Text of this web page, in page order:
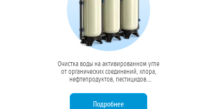
Очистка воды на активированном угле
от органических соединений, хлора,
нефтепродуктов, пестицидов.
запахи, защищает мембраны осмоса
от окисления.
Подробнее